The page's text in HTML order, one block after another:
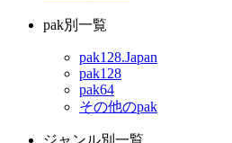
pak別一覧
pak128.Japan
pak128
pak64
その他のpak
ジャンル別一覧